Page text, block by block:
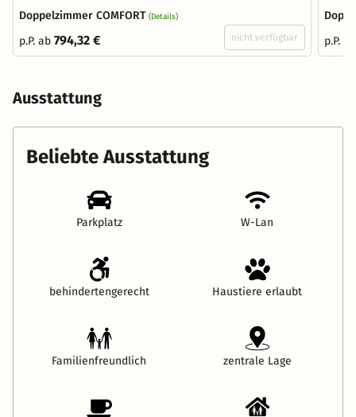
Doppelzimmer COMFORT (Details)
p.P. ab 794,32 € nicht verfügbar
p.P.
Ausstattung
Beliebte Ausstattung
Parkplatz W-Lan
behindertengerecht Haustiere erlaubt
Familienfreundlich zentrale Lage